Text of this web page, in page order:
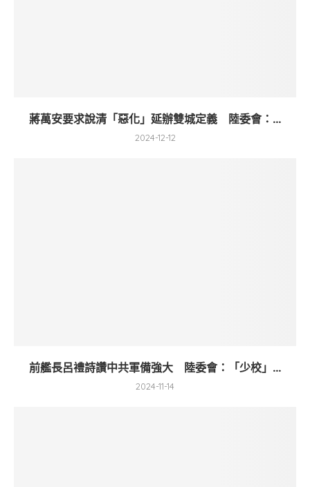
蔣萬安要求說清「惡化」延辦雙城定義 陸委會：...
2024-12-12
前艦長呂禮詩讚中共軍備強大 陸委會：「少校」...
2024-11-14